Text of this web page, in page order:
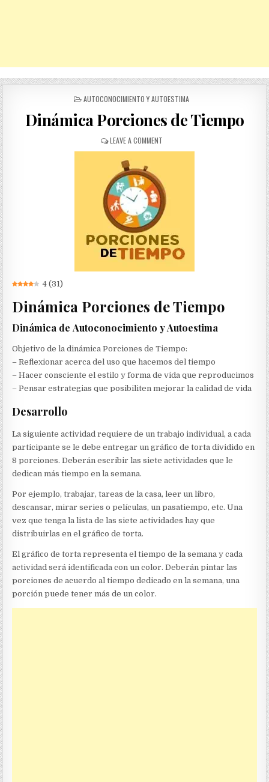
POSTED
AUTOCONOCIMIENTO Y AUTOESTIMA
Dinámica Porciones de Tiempo
LEAVE A COMMENTON
DINÁMICA
TIEMPO
4 (31)
Dinámica Porciones de Tiempo
Dinámica de Autoconocimiento y Autoestima
Objetivo de la dinámica Porciones de Tiempo:
– Reflexionar acerca del uso que hacemos del tiempo
– Hacer consciente el estilo y forma de vida que reproducimos
– Pensar estrategias que posibiliten mejorar la calidad de vida
Desarrollo
La siguiente actividad requiere de un trabajo individual, a cada
participante se le debe entregar un gráfico de torta dividido en
8 porciones. Deberán escribir las siete actividades que le
dedican más tiempo en la semana.
Por ejemplo, trabajar, tareas de la casa, leer un libro,
descansar, mirar series o películas, un pasatiempo, etc. Una
vez que tenga la lista de las siete actividades hay que
distribuirlas en el gráfico de torta.
El gráfico de torta representa el tiempo de la semana y cada
actividad será identificada con un color. Deberán pintar las
porciones de acuerdo al tiempo dedicado en la semana, una
porción puede tener más de un color.